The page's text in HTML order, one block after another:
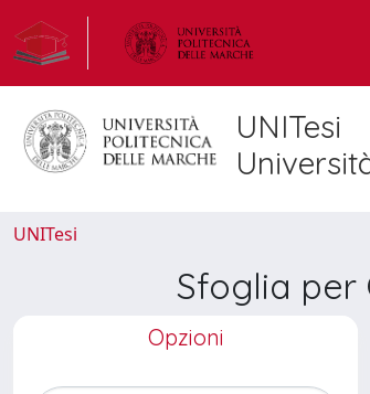
UNITesi
UNITesi
Sfoglia per
Opzioni